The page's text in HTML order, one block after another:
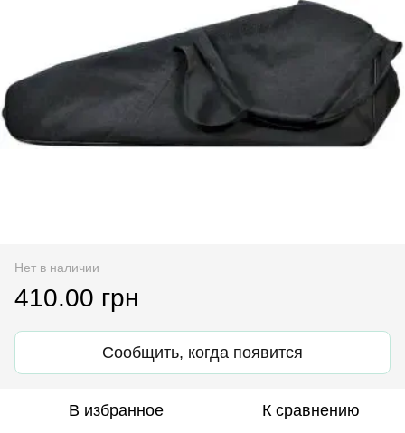
Нет в наличии
410.00 грн
Сообщить, когда появится
В избранное К сравнению